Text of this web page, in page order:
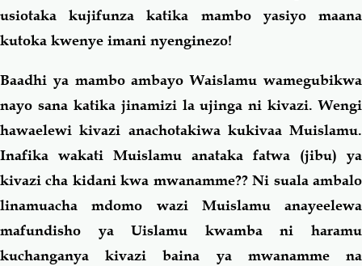
Mapishi
usiotaka kujifunza katika mambo yasiyo maana
kutoka kwenye imani nyenginezo!
Baadhi ya mambo ambayo Waislamu wamegubikwa
nayo sana katika jinamizi la ujinga ni kivazi. Wengi
hawaelewi kivazi anachotakiwa kukivaa Muislamu.
Inafika wakati Muislamu anataka fatwa (jibu) ya
kivazi cha kidani kwa mwanamme?? Ni suala ambalo
linamuacha mdomo wazi Muislamu anayeelewa
mafundisho ya Uislamu kwamba ni haramu
kuchanganya kivazi baina ya mwanamme na